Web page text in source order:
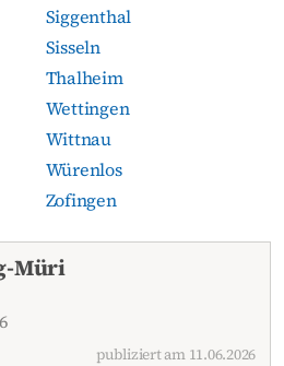
Siggenthal
Sisseln
Thalheim
Wettingen
Wittnau
Würenlos
Zofingen
Müri
publiziert am 11.06.2026